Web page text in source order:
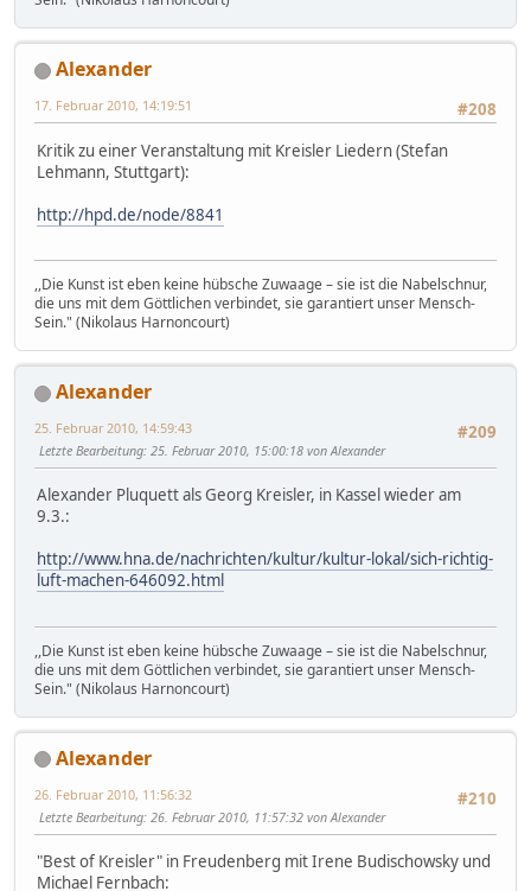
Alexander
#208
17. Februar 2010, 14:19:51
Kritik zu einer Veranstaltung mit Kreisler Liedern (Stefan
Lehmann, Stuttgart):
http://hpd.de/node/8841
,,Die Kunst ist eben keine hübsche Zuwaage – sie ist die Nabelschnur,
die uns mit dem Göttlichen verbindet, sie garantiert unser Mensch-
Sein." (Nikolaus Harnoncourt)
Alexander
#209
25. Februar 2010, 14:59:43
Letzte Bearbeitung: 25. Februar 2010, 15:00:18 von Alexander
Alexander Pluquett als Georg Kreisler, in Kassel wieder am
9.3.:
http://www.hna.de/nachrichten/kultur/kultur-lokal/sich-richtig-
luft-machen-646092.html
,,Die Kunst ist eben keine hübsche Zuwaage – sie ist die Nabelschnur,
die uns mit dem Göttlichen verbindet, sie garantiert unser Mensch-
Sein." (Nikolaus Harnoncourt)
Alexander
#210
26. Februar 2010, 11:56:32
Letzte Bearbeitung: 26. Februar 2010, 11:57:32 von Alexander
"Best of Kreisler" in Freudenberg mit Irene Budischowsky und
Michael Fernbach: